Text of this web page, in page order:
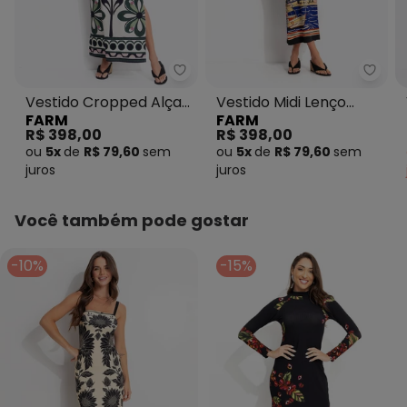
Tecido: Tecido Plano
Composição: 100% Viscose
Histórico de preços
O preço apresentado abaixo é o menor oferecido em
algum dia do mês, para o menor tamanho disponível.
agosto/2026
julho/2026
junho/2026 N/D*
maio/2026
março/2026
Farm - Vestido Cropped Alça
Vestido Cropped Alça
Florara Preto
FARM
R$ 398,00
ou 5x de R$ 79,60 sem
juros
Vestido Midi Lenço
Paraty Preto
FARM
R$ 398,00
ou 5x de R$ 79,60 sem
juros
Você também pode gostar
-10% -15%